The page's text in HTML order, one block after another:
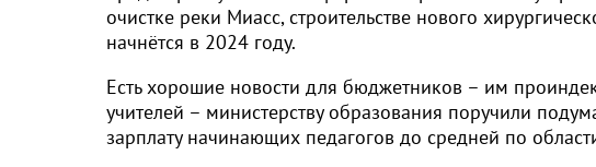
очистке реки Миасс, строительстве нового
начнётся в 2024 году.
Есть хорошие новости для бюджетников – им
учителей – министерству образования поручили
зарплату начинающих педагогов до средней по